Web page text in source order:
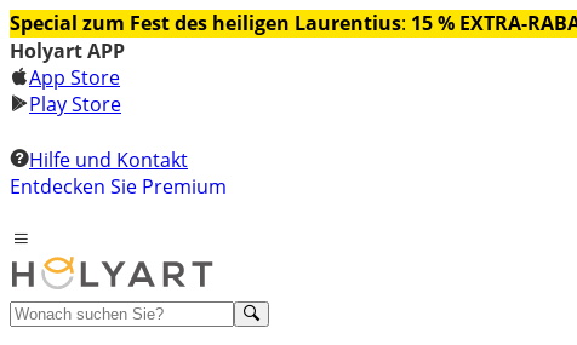
Special zum Fest des heiligen Laurentius: 15 % EXTRA-
Holyart APP
App Store
Play Store
Hilfe und Kontakt
Entdecken Sie Premium